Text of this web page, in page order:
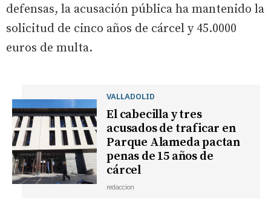
defensas, la acusación pública ha mantenido la
solicitud de cinco años de cárcel y 45.0000
euros de multa.
VALLADOLID
El cabecilla y tres
acusados de traficar en
Parque Alameda pactan
penas de 15 años de
cárcel
redaccion